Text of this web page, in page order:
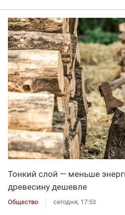
Тонкий слой — меньше
древесину дешевле
Общество сегодня, 17:53